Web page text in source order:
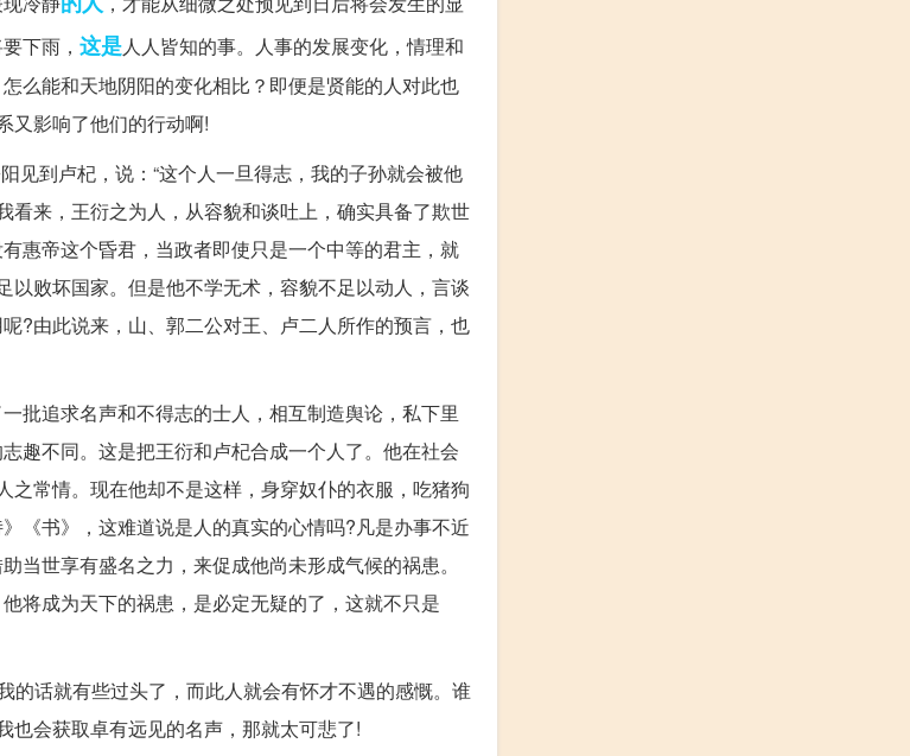
下雨， 这是人人皆知的事。人事的发展变化，情理和
么能和天地阴阳的变化相比？即便是贤能的人对此也
又影响了他们的行动啊!
见到卢杞，说：“这个人一旦得志，我的子孙就会被他
看来，王衍之为人，从容貌和谈吐上，确实具备了欺世
惠帝这个昏君，当政者即使只是一个中等的君主，就
败坏国家。但是他不学无术，容貌不足以动人，言谈
?由此说来，山、郭二公对王、卢二人所作的预言，也
批追求名声和不得志的士人，相互制造舆论，私下里
趣不同。这是把王衍和卢杞合成一个人了。他在社会
常情。现在他却不是这样，身穿奴仆的衣服，吃猪狗
《书》，这难道说是人的真实的心情吗?凡是办事不近
当世享有盛名之力，来促成他尚未形成气候的祸患。
将成为天下的祸患，是必定无疑的了，这就不只是
的话就有些过头了，而此人就会有怀才不遇的感慨。谁
也会获取卓有远见的名声，那就太可悲了!